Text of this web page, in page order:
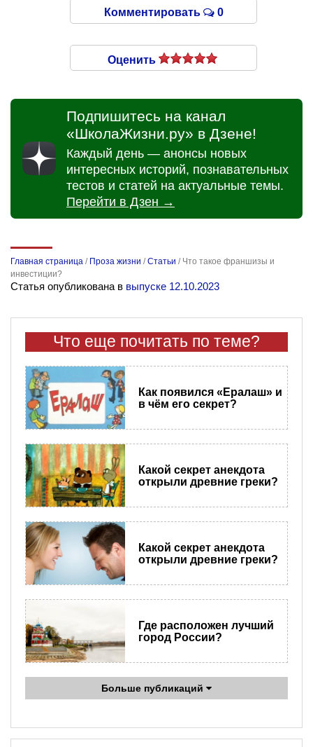
Комментировать 0
Оценить
Подпишитесь на канал
«ШколаЖизни.ру» в Дзене!
Каждый день — анонсы новых
интересных историй, познавательных
тестов и статей на актуальные темы.
Перейти в Дзен →
Главная страница / Проза жизни /Статьи / Что такое франшизы и
инвестиции?
Статья опубликована в выпуске 12.10.2023
Что еще почитать по теме?
Как появился «Ералаш» и
в чём его секрет?
Какой секрет анекдота
открыли древние греки?
Какой секрет анекдота
открыли древние греки?
Где расположен лучший
город России?
Больше публикаций